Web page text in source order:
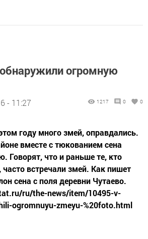
огромную
- 11:27 1217 0 0
году много змей, оправдались.
вместе с тюкованием сена
Говорят, что и раньше те, кто
часто встречали змей. Как пишет
сена с поля деревни Чутаево.
ru/the-news/item/10495-v-
ogromnuyu-zmeyu-%20foto.html